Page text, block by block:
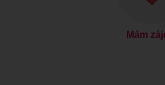
Mám